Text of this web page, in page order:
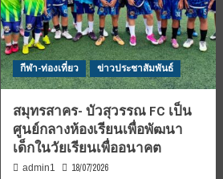
กีฬา-ท่องเที่ยว ข่าวประชาสัมพันธ์
สมุทรสาคร- บัวสุวรรณ FC เป็น
ศูนย์กลางห้องเรียนเพื่อพัฒนา
เด็กในวัยเรียนเพื่ออนาคต
admin1 18/07/2026